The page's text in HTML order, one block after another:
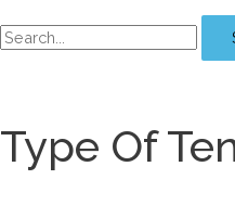
Type Of